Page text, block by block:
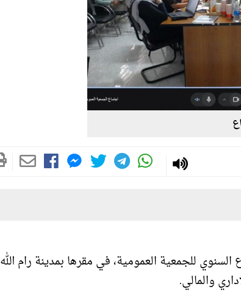
للجمعية العمومية، في مقرها بمدينة رام الله